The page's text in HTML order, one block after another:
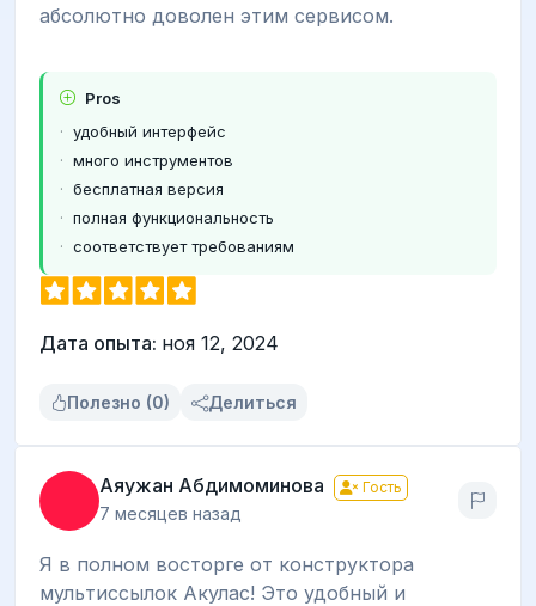
абсолютно доволен этим сервисом.
Pros
удобный интерфейс
много инструментов
бесплатная версия
полная функциональность
соответствует требованиям
Дата опыта: ноя 12, 2024
Полезно (0) Делиться
Аяужан Абдимоминова Гость
7 месяцев назад
Я в полном восторге от конструктора
мультиссылок Акулас! Это удобный и